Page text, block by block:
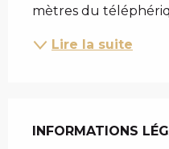
mètres du
Lire la suite
INFORMATIONS
INFORMATIONS